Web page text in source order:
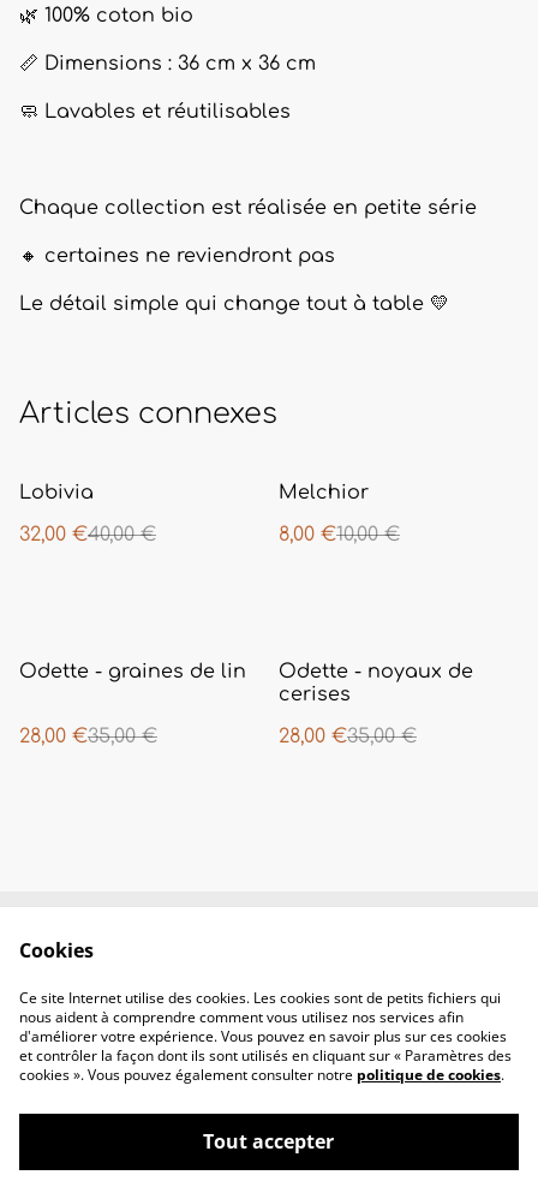
🌿 100% coton bio
📏 Dimensions : 36 cm x 36 cm
🧼 Lavables et réutilisables
Chaque collection est réalisée en petite série
🔸 certaines ne reviendront pas
Le détail simple qui change tout à table 💛
Articles connexes
%
Lobivia
32,00 €40,00 €
%
Melchior
8,00 €10,00 €
%
Odette - graines de lin
28,00 €35,00 €
%
Odette - noyaux de
cerises
28,00 €35,00 €
Contactez-nous
confidentialité
cookies
Cookies
Ce site Internet utilise des cookies. Les cookies sont de petits fichiers qui
nous aident à comprendre comment vous utilisez nos services afin
d'améliorer votre expérience. Vous pouvez en savoir plus sur ces cookies
et contrôler la façon dont ils sont utilisés en cliquant sur « Paramètres des
cookies ». Vous pouvez également consulter notre politique de cookies.
Tout accepter